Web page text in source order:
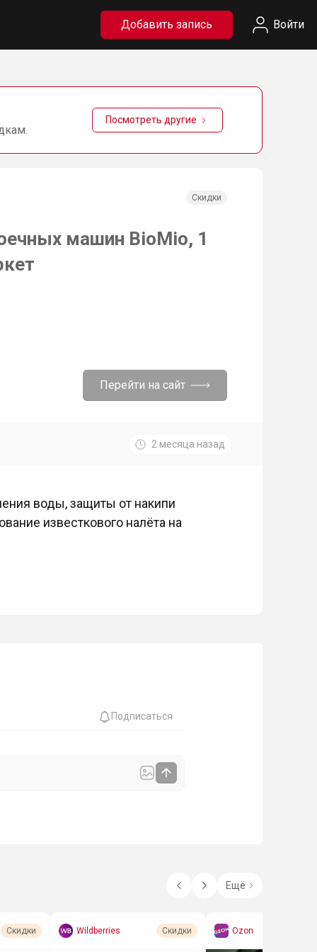
Добавить запись Войти
Посмотреть другие
Скидки
машин BioMio, 1
Перейти на сайт
2 месяца назад
воды, защиты от накипи
известкового налёта на
Подписаться
Ещё
Скидки Wildberries Скидки Ozon